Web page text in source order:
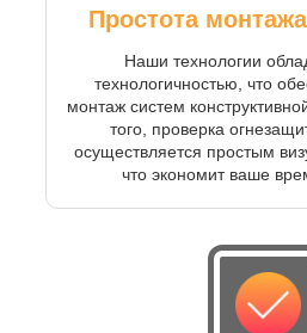
Простота
Наши технологии
технологичностью, что
монтаж систем
того, проверка
осуществляется простым
что экономит ваше